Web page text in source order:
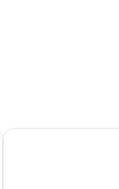
Candeo Hotels Osaka